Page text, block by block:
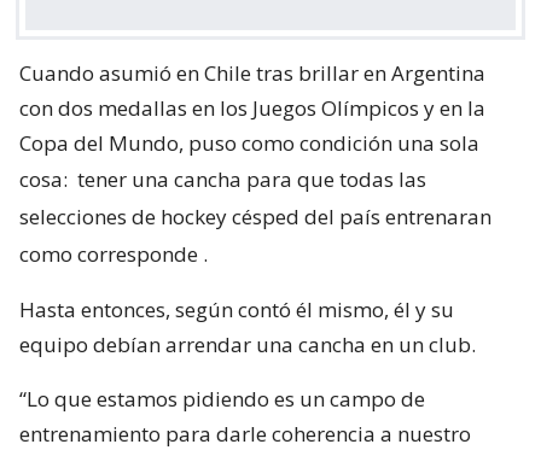
Cuando asumió en Chile tras brillar en Argentina
con dos medallas en los Juegos Olímpicos y en la
Copa del Mundo, puso como condición una sola
cosa: tener una cancha para que todas las
selecciones de hockey césped del país entrenaran
como corresponde .
Hasta entonces, según contó él mismo, él y su
equipo debían arrendar una cancha en un club.
“Lo que estamos pidiendo es un campo de
entrenamiento para darle coherencia a nuestro